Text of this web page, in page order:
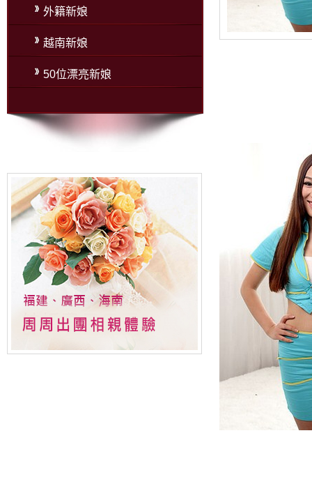
外籍新娘
越南新娘
50位漂亮新娘